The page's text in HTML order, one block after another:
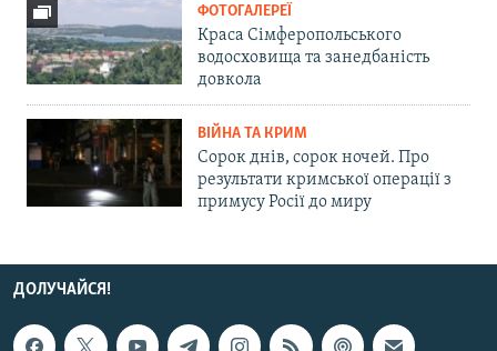
ФОТОГАЛЕРЕЇ
Краса Сімферопольського
водосховища та занедбаність
довкола
ВІЙНА ТА КРИМ
Сорок днів, сорок ночей. Про
результати кримської операції з
примусу Росії до миру
ДОЛУЧАЙСЯ!